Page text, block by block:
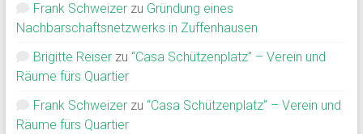
Frank Schweizerzu Gründung eines
Nachbarschaftsnetzwerks in Zuffenhausen
Brigitte Reiserzu “Casa Schützenplatz” – Verein und
Räume fürs Quartier
Frank Schweizerzu “Casa Schützenplatz” – Verein und
Räume fürs Quartier